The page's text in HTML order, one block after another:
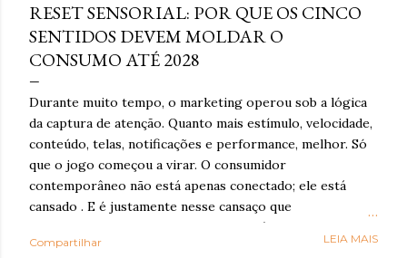
RESET SENSORIAL: POR QUE OS CINCO
SENTIDOS DEVEM MOLDAR O
CONSUMO ATÉ 2028
Durante muito tempo, o marketing operou sob a lógica
da captura de atenção. Quanto mais estímulo, velocidade,
conteúdo, telas, notificações e performance, melhor. Só
que o jogo começou a virar. O consumidor
contemporâneo não está apenas conectado; ele está
cansado . E é justamente nesse cansaço que o reset
sensorial ganha força: como resposta à exaustão
cognitiva e emocional provocada por anos de
Compartilhar LEIA MAIS